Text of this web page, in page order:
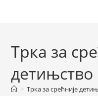
Трка за
детињство
> Трка за срећније